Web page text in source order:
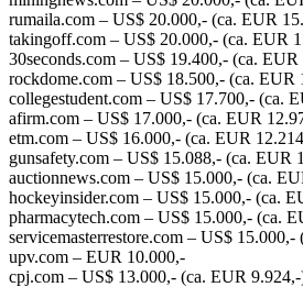
rumaila.com – US$ 20.000,- (ca. EUR
takingoff.com – US$ 20.000,- (ca. EUR
30seconds.com – US$ 19.400,- (ca.
rockdome.com – US$ 18.500,- (ca. EUR
collegestudent.com – US$ 17.700,- (ca.
afirm.com – US$ 17.000,- (ca. EUR
etm.com – US$ 16.000,- (ca. EUR
gunsafety.com – US$ 15.088,- (ca. EUR
auctionnews.com – US$ 15.000,- (ca.
hockeyinsider.com – US$ 15.000,- (ca.
pharmacytech.com – US$ 15.000,- (ca.
servicemasterrestore.com – US$
upv.com – EUR 10.000,-
cpj.com – US$ 13.000,- (ca. EUR